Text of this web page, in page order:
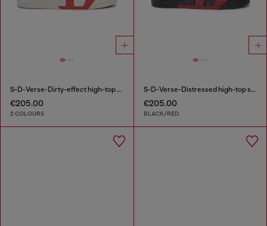
S-D-Verse-Dirty-effect high-top canvas sneakers
€205.00
2 COLOURS
S-D-Verse-Distressed high-top sneakers in canvas
€205.00
BLACK/RED